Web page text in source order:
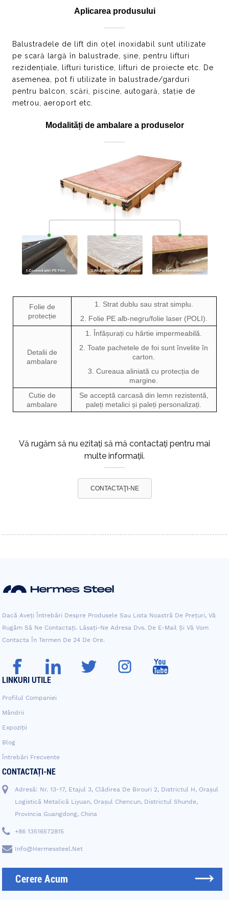
Aplicarea produsului
Balustradele de lift din oțel inoxidabil sunt utilizate
pe scară largă în balustrade, șine, pentru lifturi
rezidențiale, lifturi turistice, lifturi de proiecte etc. De
asemenea, pot fi utilizate în balustrade/garduri
pentru balcon, scări, piscine, autogară, stație de
metrou, aeroport etc.
Modalități de ambalare a produselor
Folie de
protecție
1. Strat dublu sau strat simplu.
2. Folie PE alb-negru/folie laser (POLI).
Detalii de
ambalare
1. Înfășurați cu hârtie impermeabilă.
2. Toate pachetele de foi sunt învelite în
carton.
3. Cureaua aliniată cu protecția de
margine.
Cutie de
ambalare
Se acceptă carcasă din lemn rezistentă,
paleți metalici și paleți personalizați.
Vă rugăm să nu ezitați să mă contactați pentru mai
multe informații.
CONTACTAŢI-NE
Dacă Aveți Întrebări Despre Produsele Sau Lista Noastră De Prețuri, Vă
Rugăm Să Ne Contactați. Lăsați-Ne Adresa Dvs. De E-Mail Și Vă Vom
Contacta În Termen De 24 De Ore.
LINKURI UTILE
Profilul Companiei
Mândrii
Expoziții
Blog
Întrebări Frecvente
CONTACTAŢI-NE
Adresă: Nr. 13-17, Etajul 3, Clădirea De Birouri 2, Districtul H, Orașul
Logistică Metalică Liyuan, Orașul Chencun, Districtul Shunde,
Provincia Guangdong, China
+86 13516572815
Info@hermessteel.net
Cerere Acum